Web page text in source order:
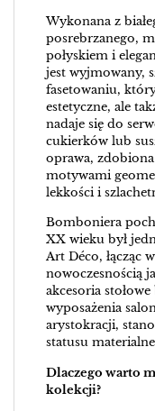
Wykonana z
posrebrzanego,
połyskiem i
jest wyjmowany,
fasetowaniu,
estetyczne, ale
nadaje się do
cukierków lub
oprawa,
motywami
lekkości i
Bomboniera
XX wieku był
Art Déco, łącząc
nowoczesnością
akcesoria
wyposażenia
arystokracji,
statusu
Dlaczego warto
kolekcji?